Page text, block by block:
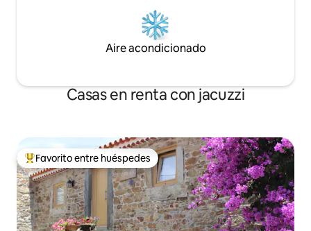
Aire acondicionado
Casas en renta con jacuzzi
De los mejores en Favorito entre huéspedes
Favorito entre huéspedes